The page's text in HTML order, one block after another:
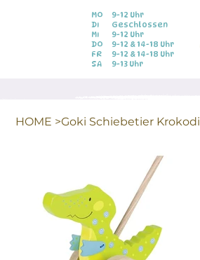
MO
DI
MI
DO
FR
SA
9-12 Uhr
Geschlossen
9-12 Uhr
9-12 & 14-18 Uhr
9-12 & 14-18 Uhr
9-13 Uhr
HOME >Goki Schiebetier Krokodil